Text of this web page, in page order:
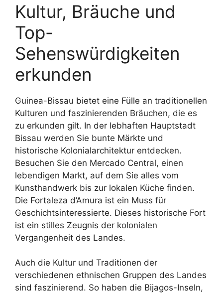
Kultur, Bräuche und
Top-
Sehenswürdigkeiten
erkunden
Guinea-Bissau bietet eine Fülle an traditionellen
Kulturen und faszinierenden Bräuchen, die es
zu erkunden gilt. In der lebhaften Hauptstadt
Bissau werden Sie bunte Märkte und
historische Kolonialarchitektur entdecken.
Besuchen Sie den Mercado Central, einen
lebendigen Markt, auf dem Sie alles vom
Kunsthandwerk bis zur lokalen Küche finden.
Die Fortaleza d’Amura ist ein Muss für
Geschichtsinteressierte. Dieses historische Fort
ist ein stilles Zeugnis der kolonialen
Vergangenheit des Landes.
Auch die Kultur und Traditionen der
verschiedenen ethnischen Gruppen des Landes
sind faszinierend. So haben die Bijagos-Inseln,